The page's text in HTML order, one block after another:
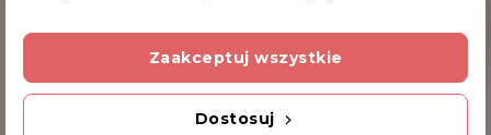
Dodatkowe Informacje
INNE PRODUKTY W TEJ SAMEJ KATEGORII
Dostosuj
Zaakceptuj wszystkie